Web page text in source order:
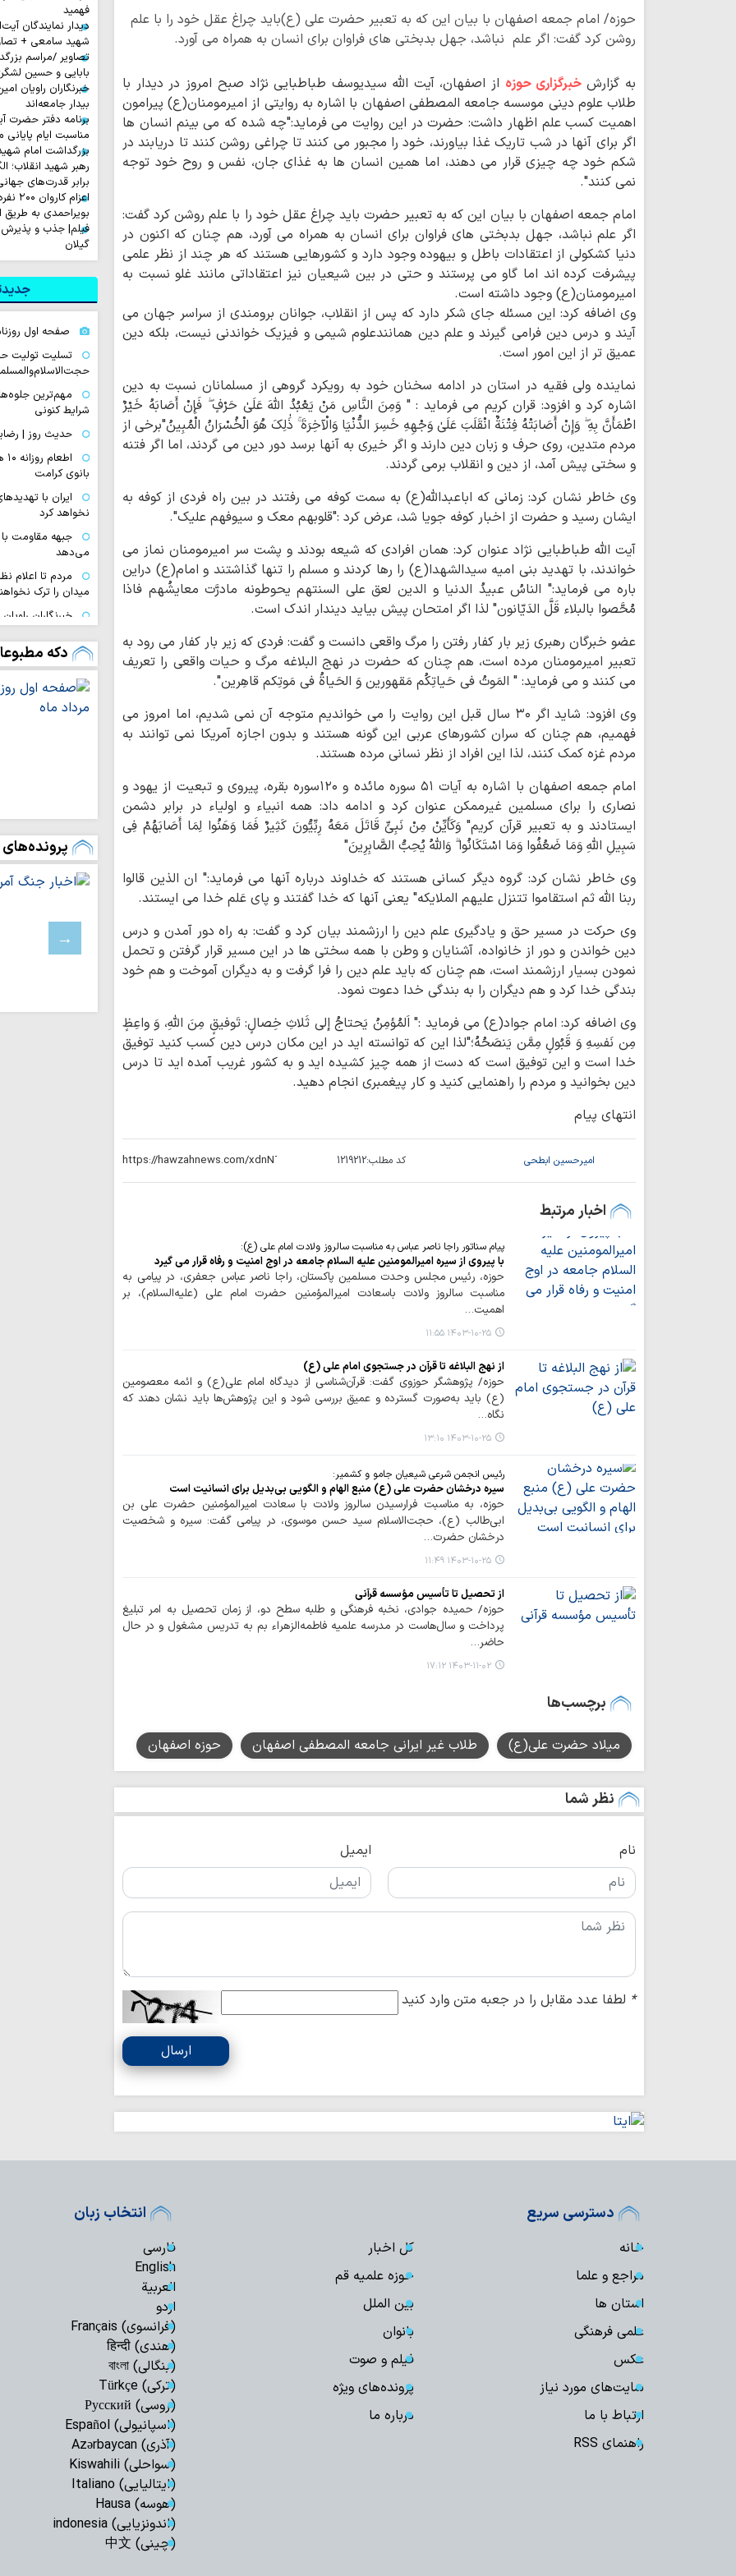
حوزه/ امام جمعه اصفهان با بیان این که به تعبیر حضرت علی (ع)باید چراغ عقل خود را با علم
روشن کرد گفت: اگر علم نباشد، جهل بدبختی های فراوان برای انسان به همراه می آورد.
به گزارشخبرگزاری حوزه از اصفهان، آیت الله سیدیوسف طباطبایی نژاد صبح امروز در دیدار با
طلاب علوم دینی موسسه جامعه المصطفی اصفهان با اشاره به روایتی از امیرمومنان(ع) پیرامون
اهمیت کسب علم اظهار داشت: حضرت در این روایت می فرماید:"چه شده که می بینم انسان ها
اگر برای آنها در شب تاریک غذا بیاورند، خود را مجبور می کنند تا چراغی روشن کنند تا دریابند در
شکم خود چه چیزی قرار می دهند، اما همین انسان ها به غذای جان، نفس و روح خود توجه
نمی کنند".
امام جمعه اصفهان با بیان این که به تعبیر حضرت باید چراغ عقل خود را با علم روشن کرد گفت:
اگر علم نباشد، جهل بدبختی های فراوان برای انسان به همراه می آورد، هم چنان که اکنون در
دنیا کشکولی از اعتقادات باطل و بیهوده وجود دارد و کشورهایی هستند که هر چند از نظر علمی
پیشرفت کرده اند اما گاو می پرستند و حتی در بین شیعیان نیز اعتقاداتی مانند غلو نسبت به
امیرمومنان(ع) وجود داشته است.
وی اضافه کرد: این مسئله جای شکر دارد که پس از انقلاب، جوانان برومندی از سراسر جهان می
آیند و درس دین فرامی گیرند و علم دین همانندعلوم شیمی و فیزیک خواندنی نیست، بلکه دین
عمیق تر از این امور است.
نماینده ولی فقیه در استان در ادامه سخنان خود به رویکرد گروهی از مسلمانان نسبت به دین
اشاره کرد و افزود: قران کریم می فرماید : " وَمِنَ النَّاسِ مَنْ یَعْبُدُ اللَّهَ عَلَیٰ حَرْفٍ ۖ فَإِنْ أَصَابَهُ خَیْرٌ
اطْمَأَنَّ بِهِ ۖ وَإِنْ أَصَابَتْهُ فِتْنَةٌ انْقَلَبَ عَلَیٰ وَجْهِهِ خَسِرَ الدُّنْیَا وَالْآخِرَةَ ۚ ذَٰلِکَ هُوَ الْخُسْرَانُ الْمُبِینُ"برخی از
مردم متدین، روی حرف و زبان دین دارند و اگر خیری به آنها برسد دور دین می گردند، اما اگر فتنه
و سختی پیش آمد، از دین و انقلاب برمی گردند.
وی خاطر نشان کرد: زمانی که اباعبدالله(ع) به سمت کوفه می رفتند در بین راه فردی از کوفه به
ایشان رسید و حضرت از اخبار کوفه جویا شد، عرض کرد :"قلوبهم معک و سیوفهم علیک".
آیت الله طباطبایی نژاد عنوان کرد: همان افرادی که شیعه بودند و پشت سر امیرمومنان نماز می
خواندند، با تهدید بنی امیه سیدالشهدا(ع) را رها کردند و مسلم را تنها گذاشتند و امام(ع) دراین
باره می فرماید:" الناسُ عبیدُ الدنیا و الدین لعق علی السنتهم یحوطونه مادرَّت معایشُهم فاذا
مُحَّصوا بالبلاء قَلَّ الدَیّانون" لذا اگر امتحان پیش بیاید دیندار اندک است.
عضو خبرگان رهبری زیر بار کفار رفتن را مرگ واقعی دانست و گفت: فردی که زیر بار کفار می رود به
تعبیر امیرمومنان مرده است، هم چنان که حضرت در نهج البلاغه مرگ و حیات واقعی را تعریف
می کنند و می فرماید: " المَوتُ فی حَیاتِکُم مَقهورین وَ الحَیاةُ فی مَوتِکم قاهِرین".
وی افزود: شاید اگر ۳۰ سال قبل این روایت را می خواندیم متوجه آن نمی شدیم، اما امروز می
فهمیم، هم چنان که سران کشورهای عربی این گونه هستند و بدون اجازه آمریکا نمی توانند به
مردم غزه کمک کنند، لذا این افراد از نظر نسانی مرده هستند.
امام جمعه اصفهان با اشاره به آیات ۵۱ سوره مائده و ۱۲۰سوره بقره، پیروی و تبعیت از یهود و
نصاری را برای مسلمین غیرممکن عنوان کرد و ادامه داد: همه انبیاء و اولیاء در برابر دشمن
ایستادند و به تعبیر قرآن کریم" وَکَأَیِّنْ مِنْ نَبِیٍّ قَاتَلَ مَعَهُ رِبِّیُّونَ کَثِیرٌ فَمَا وَهَنُوا لِمَا أَصَابَهُمْ فِی
سَبِیلِ اللَّهِ وَمَا ضَعُفُوا وَمَا اسْتَکَانُوا ۗ وَاللَّهُ یُحِبُّ الصَّابِرِینَ"
وی خاطر نشان کرد: گروه دیگر کسانی هستند که خداوند درباره آنها می فرماید:" ان الذین قالوا
ربنا الله ثم استقاموا تتنزل علیهم الملایکه" یعنی آنها که خدا گفتند و پای عَلم خدا می ایستند.
وی حرکت در مسیر حق و یادگیری علم دین را ارزشمند بیان کرد و گفت: به راه دور آمدن و درس
دین خواندن و دور از خانواده، آشنایان و وطن با همه سختی ها در این مسیر قرار گرفتن و تحمل
نمودن بسیار ارزشمند است، هم چنان که باید علم دین را فرا گرفت و به دیگران آموخت و هم خود
بندگی خدا کرد و هم دیگران را به بندگی خدا دعوت نمود.
وی اضافه کرد: امام جواد(ع) می فرماید :" اَلمُؤمِنُ یَحتاجُ إلی ثَلاثِ خِصالٍ: تَوفیقٍ مِنَ اللهِ، وَ واعِظٍ
مِن نَفسِهِ وَ قَبُولٍ مِمَّن یَنصَحُهُ؛"لذا این که توانسته اید در این مکان درس دین کسب کنید توفیق
خدا است و این توفیق است که دست از همه چیز کشیده اید و به کشور غریب آمده اید تا درس
دین بخوانید و مردم را راهنمایی کنید و کار پیغمبری انجام دهید.
انتهای پیام
امیرحسین ابطحی کد مطلب:1219212
اخبار مرتبط
پیام سناتور راجا ناصر عباس به مناسبت سالروز ولادت امام علی (ع):
با پیروی از سیره امیرالمومنین علیه السلام جامعه در اوج امنیت و رفاه قرار می گیرد
حوزه، رئیس مجلس وحدت مسلمین پاکستان، راجا ناصر عباس جعفری، در پیامی به
مناسبت سالروز ولادت باسعادت امیرالمؤمنین حضرت امام علی (علیه‌السلام)، بر
اهمیت…
۱۴۰۳-۱۰-۲۵ ۱۱:۵۵
از نهج البلاغه تا قرآن در جستجوی امام علی (ع)
حوزه/ پژوهشگر حوزوی گفت: قرآن‌شناسی از دیدگاه امام علی(ع) و ائمه معصومین
(ع) باید به‌صورت گسترده و عمیق بررسی شود و این پژوهش‌ها باید نشان دهند که
نگاه…
۱۴۰۳-۱۰-۲۵ ۱۳:۱۰
رئیس انجمن شرعی شیعیان جامو و کشمیر:
سیره درخشان حضرت علی (ع) منبع الهام و الگویی بی‌بدیل برای انسانیت است
حوزه، به مناسبت فرارسیدن سالروز ولادت با سعادت امیرالمؤمنین حضرت علی بن
ابی‌طالب (ع)، حجت‌الاسلام سید حسن موسوی، در پیامی گفت: سیره و شخصیت
درخشان حضرت…
۱۴۰۳-۱۰-۲۵ ۱۱:۴۹
از تحصیل تا تأسیس مؤسسه قرآنی
حوزه/ حمیده جوادی، نخبه فرهنگی و طلبه سطح دو، از زمان تحصیل به امر تبلیغ
پرداخت و سال‌هاست در مدرسه علمیه فاطمه‌الزهراء بم به تدریس مشغول و در حال
حاضر…
۱۴۰۳-۱۱-۰۲ ۱۷:۱۲
برچسب‌ها
میلاد حضرت علی(ع) طلاب غیر ایرانی جامعه المصطفی اصفهان حوزه اصفهان
نظر شما
نام ایمیل
* لطفا عدد مقابل را در جعبه متن وارد کنید
ارسال
فهمید
دیدار نمایندگان
شهید سامعی +
تصاویر /مراسم
بابایی و حسین
خبرنگاران راویان
بیدار جامعه‌اند
برنامه دفتر حضرت
مناسبت ایام پایانی
بزرگداشت امام
رهبر شهید انقلاب؛
برابر قدرت‌های
بویراحمدی به
فیلم| جذب و پذیرش
گیلان
صفحه اول روزنامه‌های
تسلیت تولیت
مهم‌ترین
شرایط کنونی
حدیث روز |
بانوی کرامت
ایران با
نخواهد کرد
جبهه مقاومت
می‌دهد
مردم تا اعلام
میدان را ترک
خبرنگاران
اربعین حسینی
و حسینی داشت
مهاجرت معکوس
نشانه بحران رژیم
ملت ایران با
آرمان‌های خود
رفاه و امنیت
لبنان
بیروت،
دکه
پرونده‌های
دسترسی سریع
خانه
کل اخبار
مراجع و علما
حوزه علمیه قم
استان ها
بین الملل
علمی فرهنگی
بانوان
عکس
فیلم و صوت
سایت‌های مورد نیاز
پرونده‌های ویژه
ارتباط با ما
درباره ما
راهنمای RSS
انتخاب زبان
فارسی
English
العربیة
اردو
(فرانسوی) Français
(هندی) हिन्दी
(بنگالی) বাংলা
(ترکی) Türkçe
(روسی) Русский
(اسپانیولی) Español
(آذری) Azərbaycan
(سواحلی) Kiswahili
(ایتالیایی) Italiano
(هوسه) Hausa
(اندونزیایی) indonesia
(چینی) 中文